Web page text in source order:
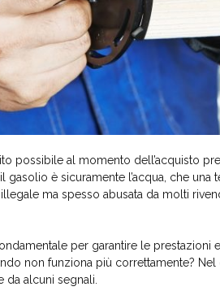
possibile al momento dell’acquisto
è sicuramente l’acqua, che
ma spesso abusata da molti
per garantire le prestazioni
non funziona più correttamente?
da alcuni segnali.